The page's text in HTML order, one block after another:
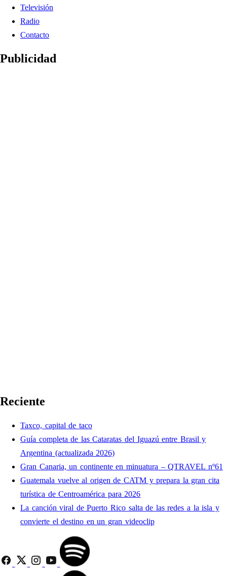
Televisión
Radio
Contacto
Publicidad
Reciente
Taxco, capital de taco
Guía completa de las Cataratas del Iguazú entre Brasil y
Argentina (actualizada 2026)
Gran Canaria, un continente en minuatura – QTRAVEL nº61
Guatemala vuelve al origen de CATM y prepara la gran cita
turística de Centroamérica para 2026
La canción viral de Puerto Rico salta de las redes a la isla y
convierte el destino en un gran videoclip